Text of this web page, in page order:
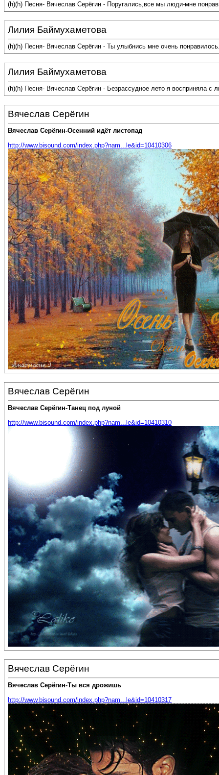
(h)(h) Песня- Вячеслав Серёгин - Поругались,все мы люди-мне
Лилия Баймухаметова
(h)(h) Песня- Вячеслав Серёгин - Ты улыбнись мне очень
Лилия Баймухаметова
(h)(h) Песня- Вячеслав Серёгин - Безрассудное лето я восприняла
Вячеслав Серёгин
Вячеслав Серёгин-Осенний идёт листопад
http://www.bisound.com/index.php?nam...le&id=10410306
Вячеслав Серёгин
Вячеслав Серёгин-Танец под луной
http://www.bisound.com/index.php?nam...le&id=10410310
Вячеслав Серёгин
Вячеслав Серёгин-Ты вся дрожишь
http://www.bisound.com/index.php?nam...le&id=10410317